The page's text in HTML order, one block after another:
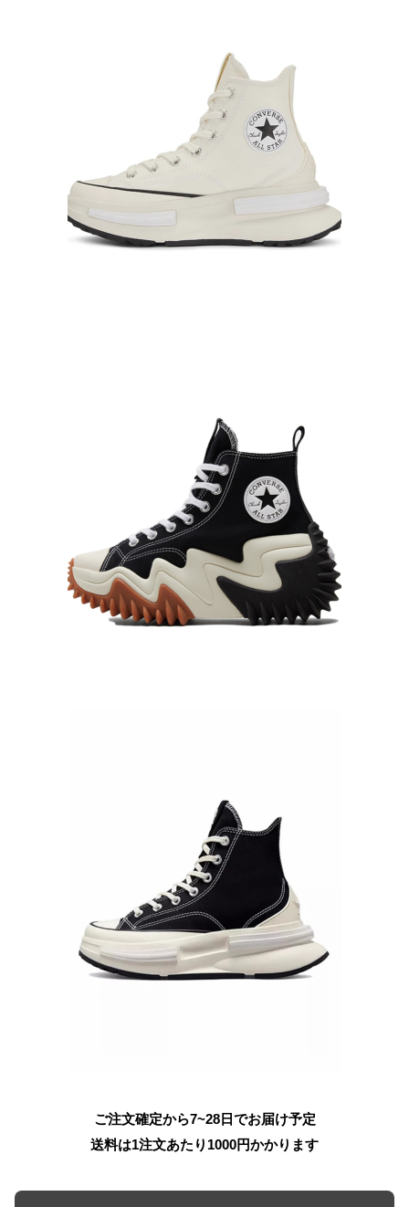
ご注文確定から7~28日でお届け予定
送料は1注文あたり 1000円かかります